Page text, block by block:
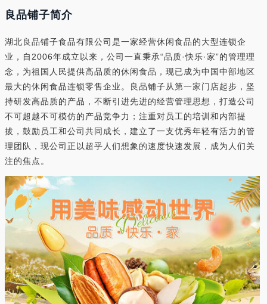
良品铺子简介
湖北良品铺子食品有限公司是一家经营休闲食品的大型连锁企
业，自2006年成立以来，公司一直秉承“品质·快乐·家”的管理理
念，为祖国人民提供高品质的休闲食品，现已成为中国中部地区
最大的休闲食品连锁零售企业。良品铺子从第一家门店起步，坚
持研发高品质的产品，不断引进先进的经营管理思想，打造公司
不可超越不可模仿的产品竞争力；注重对员工的培训和内部提
拔，鼓励员工和公司共同成长，建立了一支优秀年轻有活力的管
理团队，现公司正以超乎人们想象的速度快速发展，成为人们关
注的焦点。